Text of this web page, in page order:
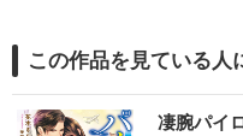
この作品を見ている人
凄腕パイ